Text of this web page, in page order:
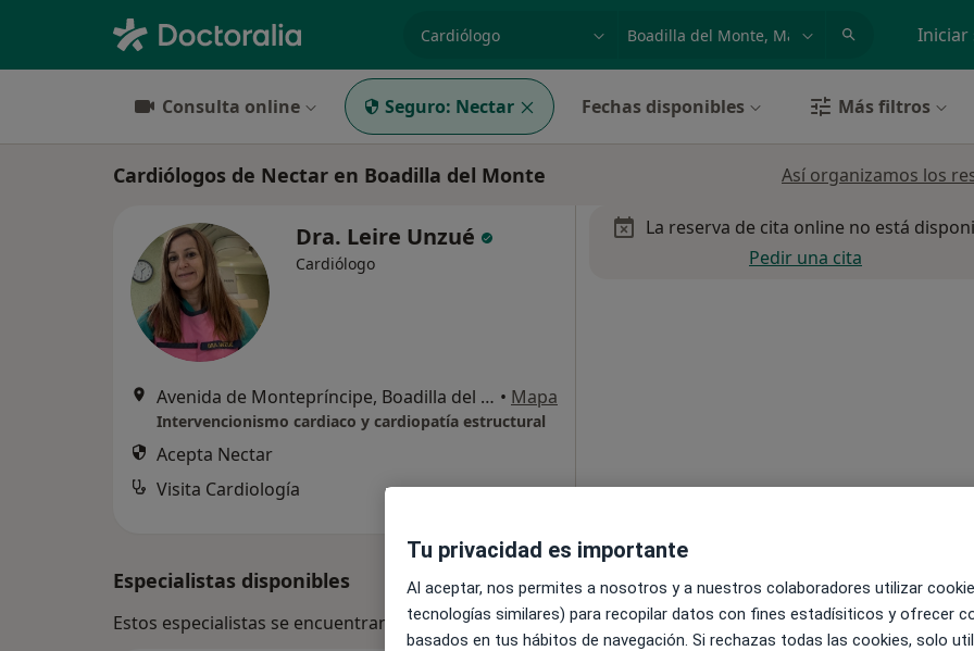
especialidad, enfermedad o nombre Iniciar
Consulta online Seguro: Nectar Fechas disponibles Más filtros
Cardiólogos de Nectar en Boadilla del Monte Así organizamos los
Dra. Leire Unzué
Cardiólogo
Avenida de Montepríncipe, Boadilla del Monte • Mapa
Intervencionismo cardiaco y cardiopatía estructural
Acepta Nectar
Visita Cardiología
La reserva de cita online no está
Pedir una cita
Especialistas disponibles
Estos especialistas se encuentran fuera de Boadilla del Monte, Madrid, en zonas cercanas a tu búsqueda
Tu privacidad es importante
Al aceptar, nos permites a nosotros y a nuestros colaboradores utilizar
tecnologías similares) para recopilar datos con fines estadísiticos y ofrecer
basados en tus hábitos de navegación. Si rechazas todas las cookies, solo